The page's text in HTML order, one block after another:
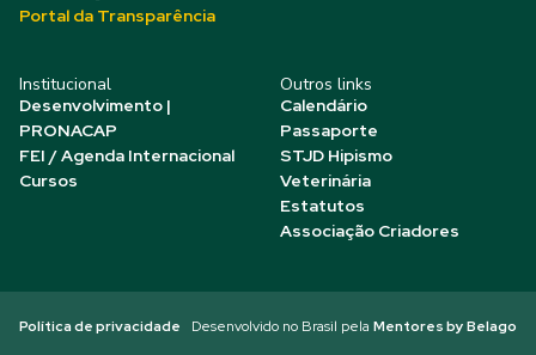
Portal da Transparência
Institucional
Desenvolvimento |
PRONACAP
FEI / Agenda Internacional
Cursos
Outros links
Calendário
Passaporte
STJD Hipismo
Veterinária
Estatutos
Associação Criadores
Política de privacidade Desenvolvido no Brasil pela Mentores by Belago